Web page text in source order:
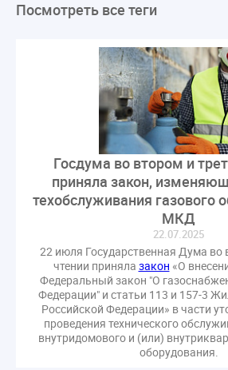
ЛикбезЖКХ ЖКХ
Строительная
лицензирование
управляющие компании
МКД
капремонт
Комитет по
Малахов Конференция
Обсуждение
Постановление Правительства РФ
Новое качество
ОСС
Правила
задолженность граждан
ГОСТ
Правительство РФ
исполнительная надпись
ВДГО
Персональные данные
Приказ
ЭкспертЖКХ
договор
лицензия
операторы связи
управляющая компания
Интервью
Посмотреть все теги
Госдума во втором и
приняла закон,
техобслуживания газового
МКД
22.07.2025
22 июля Государственная Дума во
чтении приняла закон «О
Федеральный закон "О
Федерации" и статьи 113 и 157-3
Российской Федерации» в части
проведения технического
внутридомового и (или)
оборудования.